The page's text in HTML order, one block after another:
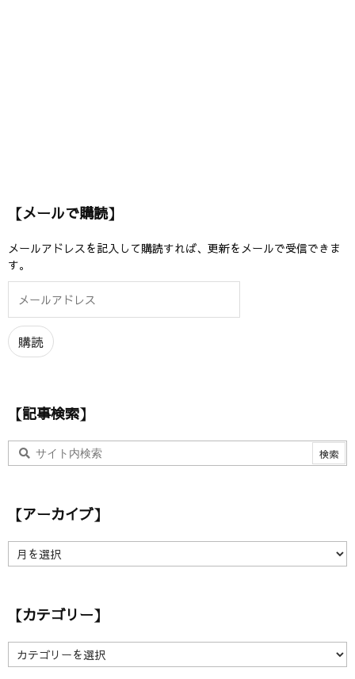
【メールで購読】
メールアドレスを記入して購読すれば、更新をメールで受信できま
す。
ル
ア
ド
購読
【記事検索】
【アーカイブ】
ア
イ【カテゴリー】
【
カ